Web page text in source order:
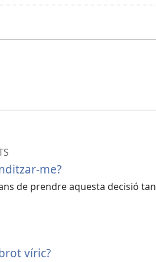
de
de
me?
de prendre aquesta decisió tan
víric?